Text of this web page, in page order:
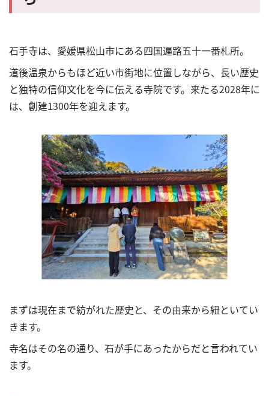
石手寺は、愛媛県松山市にある四国遍路五十一番札所。
道後温泉からもほど近い市街地に位置しながら、長い歴史
と独特の信仰文化を今に伝える寺院です。来たる2028年に
は、創建1300年を迎えます。
まずは現在まで紡がれた歴史と、その由来から紐といてい
きます。
寺名はその名の通り、石が手にあったからだと言われてい
ます。